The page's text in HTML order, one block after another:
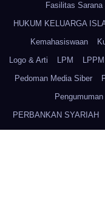
Fasilitas
HUKUM KELUARGA
Kemahasiswaan
Logo & Arti
LPM LPPM
Pedoman Media Siber
PERBANKAN SYARIAH